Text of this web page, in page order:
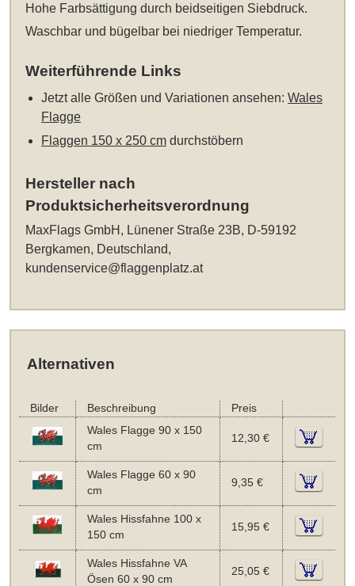
Hohe Farbsättigung durch beidseitigen Siebdruck.
Waschbar und bügelbar bei niedriger Temperatur.
Weiterführende Links
Jetzt alle Größen und Variationen ansehen:Wales
Flagge
Flaggen 150 x 250 cm durchstöbern
Hersteller nach
Produktsicherheitsverordnung
MaxFlags GmbH, Lünener Straße 23B, D-59192
Bergkamen, Deutschland,
kundenservice@flaggenplatz.at
Alternativen
Bilder Beschreibung
Preis
Wales Flagge 90 x 150
cm
12,30 €
Wales Flagge 60 x 90
cm
9,35 €
Wales Hissfahne 100 x
150 cm
15,95 €
Wales Hissfahne VA
Ösen 60 x 90 cm
25,05 €